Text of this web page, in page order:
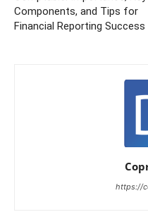
Components, and Tips for
Financial Reporting Success
https://